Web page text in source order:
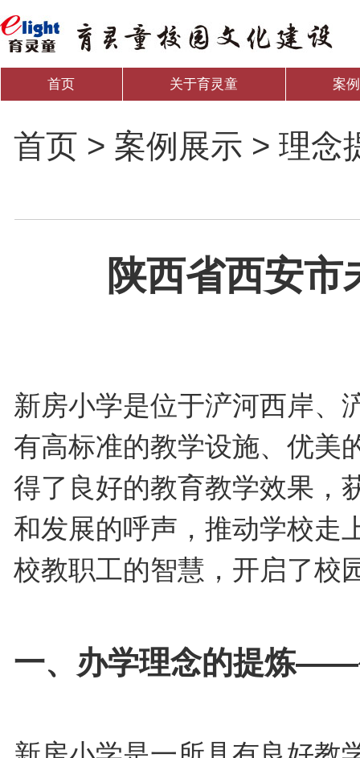
首页 关于育灵童 案
首页 > 案例展示 > 理念
陕西省西安
新房小学是位于浐河西岸、
有高标准的教学设施、优美
得了良好的教育教学效果，
和发展的呼声，推动学校走
校教职工的智慧，开启了校
一、办学理念的提炼